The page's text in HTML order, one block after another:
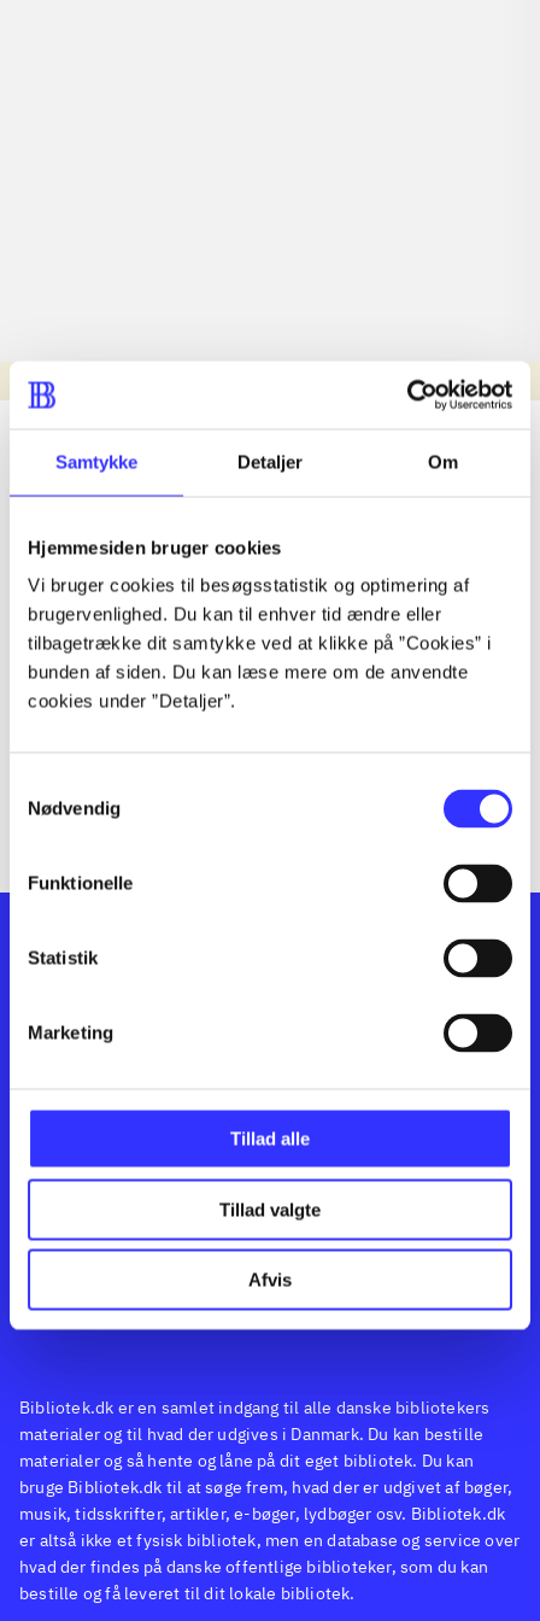
Samtykke Detaljer Om
Hjemmesiden bruger cookies
Vi bruger cookies til besøgsstatistik og optimering af
brugervenlighed. Du kan til enhver tid ændre eller
tilbagetrække dit samtykke ved at klikke på ”Cookies” i
bunden af siden. Du kan læse mere om de anvendte
cookies under ”Detaljer”.
Nødvendig
Funktionelle
Statistik
Marketing
Tillad alle
Tillad valgte
Afvis
Nyhed
lorem ipsum dolor sit amet ...
lorem ipsum dolor sit amet ...
lorem ipsum dolor sit amet ...
lorem ipsum dolor sit amet ...
lorem ipsum dolor sit amet ...
lorem ipsum dolor sit amet ...
lorem ipsum dolor sit amet ...
Feedback
Bibliotek.dk er en samlet indgang til alle danske bibliotekers
materialer og til hvad der udgives i Danmark. Du kan bestille
materialer og så hente og låne på dit eget bibliotek. Du kan
bruge Bibliotek.dk til at søge frem, hvad der er udgivet af bøger,
musik, tidsskrifter, artikler, e-bøger, lydbøger osv. Bibliotek.dk
er altså ikke et fysisk bibliotek, men en database og service over
hvad der findes på danske offentlige biblioteker, som du kan
bestille og få leveret til dit lokale bibliotek.
Kontakt os
Leverandører
English
Artikler
Film
Musik
Noder